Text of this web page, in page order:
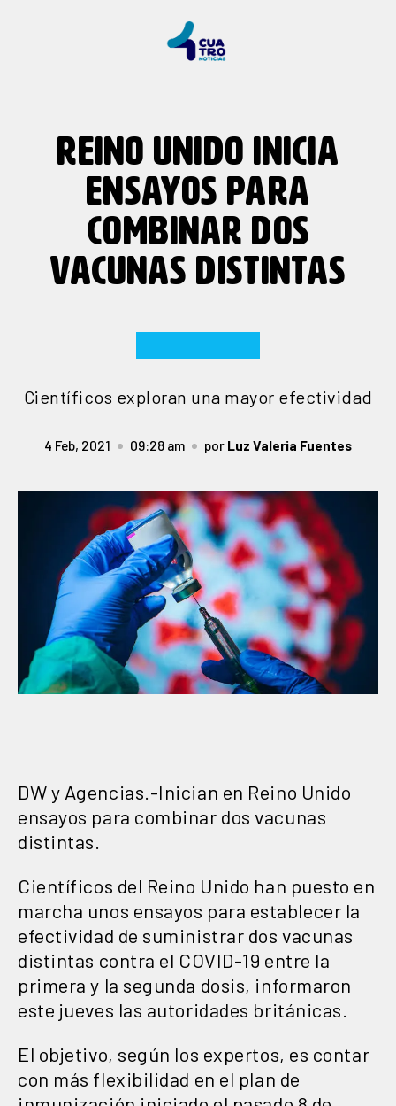
REINO UNIDO INICIA
ENSAYOS PARA
COMBINAR DOS
VACUNAS DISTINTAS
Científicos exploran una mayor efectividad
4 Feb, 2021 09:28 am por Luz Valeria Fuentes
DW y Agencias.-Inician en Reino Unido
ensayos para combinar dos vacunas
distintas.
Científicos del Reino Unido han puesto en
marcha unos ensayos para establecer la
efectividad de suministrar dos vacunas
distintas contra el COVID-19 entre la
primera y la segunda dosis, informaron
este jueves las autoridades británicas.
El objetivo, según los expertos, es contar
con más flexibilidad en el plan de